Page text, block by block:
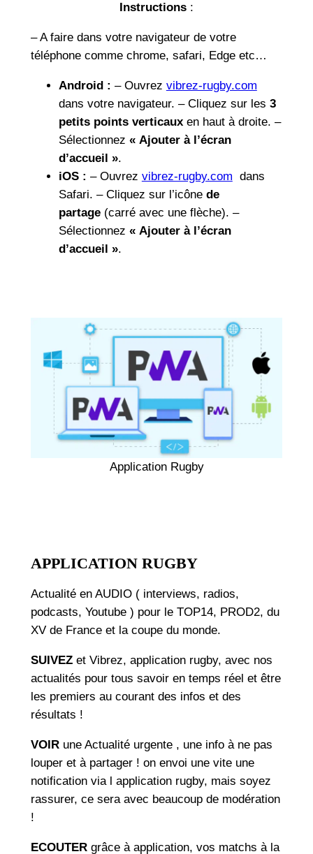
Instructions :
– A faire dans votre navigateur de votre
téléphone comme chrome, safari, Edge etc…
Android : – Ouvrez vibrez-rugby.com
dans votre navigateur. – Cliquez sur les 3
petits points verticauxen haut à droite. –
Sélectionnez « Ajouter à l’écran
d’accueil ».
iOS : – Ouvrez vibrez-rugby.com dans
Safari. – Cliquez sur l’icône de
partage(carré avec une flèche). –
Sélectionnez « Ajouter à l’écran
d’accueil ».
Application Rugby
APPLICATION RUGBY
Actualité en AUDIO ( interviews, radios,
podcasts, Youtube ) pour le TOP14, PROD2, du
XV de France et la coupe du monde.
SUIVEZet Vibrez, application rugby, avec nos
actualités pour tous savoir en temps réel et être
les premiers au courant des infos et des
résultats !
VOIR une Actualité urgente , une info à ne pas
louper et à partager ! on envoi une vite une
notification via l application rugby, mais soyez
rassurer, ce sera avec beaucoup de modération
!
ECOUTER grâce à application, vos matchs à la